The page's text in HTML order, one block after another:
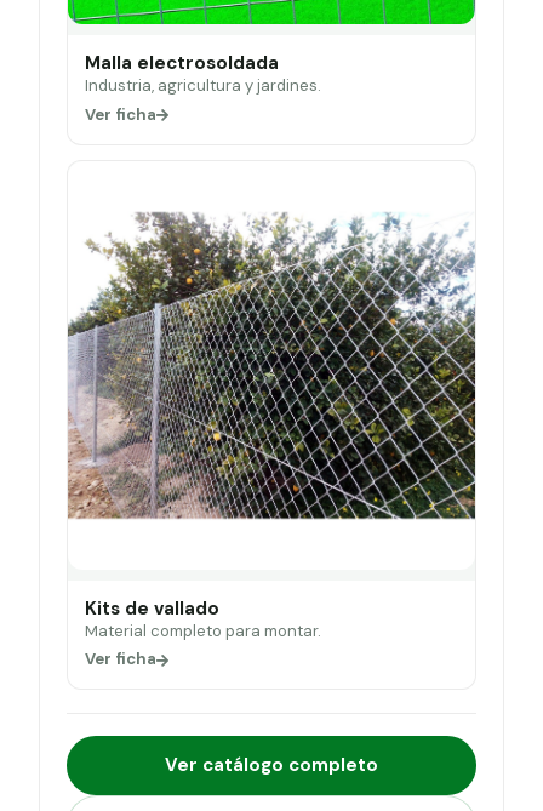
Malla electrosoldada
Industria, agricultura y jardines.
Ver ficha
Kits de vallado
Material completo para montar.
Ver ficha
Ver catálogo completo